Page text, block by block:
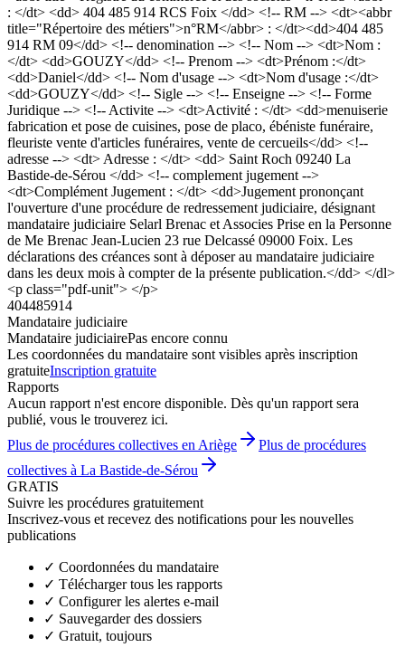
: </dt> <dd> 404 485 914 RCS Foix </dd> <!-- RM --> <dt><abbr
title="Répertoire des métiers">n°RM</abbr> : </dt><dd>404 485
914 RM 09</dd> <!-- denomination --> <!-- Nom --> <dt>Nom :
</dt> <dd>GOUZY</dd> <!-- Prenom --> <dt>Prénom :</dt>
<dd>Daniel</dd> <!-- Nom d'usage --> <dt>Nom d'usage :</dt>
<dd>GOUZY</dd> <!-- Sigle --> <!-- Enseigne --> <!-- Forme
Juridique --> <!-- Activite --> <dt>Activité : </dt> <dd>menuiserie
fabrication et pose de cuisines, pose de placo, ébéniste funéraire,
fleuriste vente d'articles funéraires, vente de cercueils</dd> <!--
adresse --> <dt> Adresse : </dt> <dd> Saint Roch 09240 La
Bastide-de-Sérou </dd> <!-- complement jugement -->
<dt>Complément Jugement : </dt> <dd>Jugement prononçant
l'ouverture d'une procédure de redressement judiciaire, désignant
mandataire judiciaire Selarl Brenac et Associes Prise en la Personne
de Me Brenac Jean-Lucien 23 rue Delcassé 09000 Foix. Les
déclarations des créances sont à déposer au mandataire judiciaire
dans les deux mois à compter de la présente publication.</dd> </dl>
<p class="pdf-unit"> </p>
404485914
Mandataire judiciaire
Mandataire judiciairePas encore connu
Les coordonnées du mandataire sont visibles après inscription
gratuiteInscription gratuite
Rapports
Aucun rapport n'est encore disponible. Dès qu'un rapport sera
publié, vous le trouverez ici.
Plus de procédures collectives en Ariège
Plus de procédures
collectives à La Bastide-de-Sérou
GRATIS
Suivre les procédures gratuitement
Inscrivez-vous et recevez des notifications pour les nouvelles
publications
✓ Coordonnées du mandataire
✓ Télécharger tous les rapports
✓ Configurer les alertes e-mail
✓ Sauvegarder des dossiers
✓ Gratuit, toujours